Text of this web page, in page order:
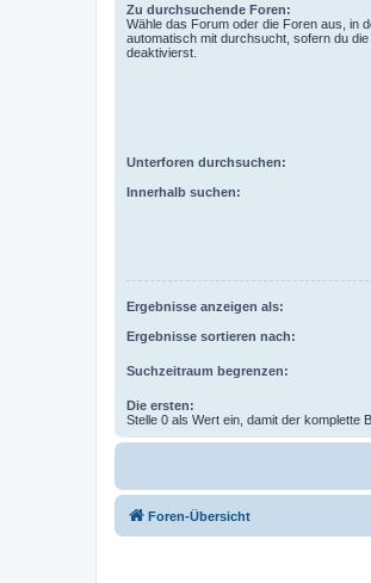
Zu durchsuchende Foren:
Wähle das Forum oder die Foren aus, in
automatisch mit durchsucht, sofern du
deaktivierst.
Unterforen durchsuchen:
Innerhalb suchen:
Ergebnisse anzeigen als:
Ergebnisse sortieren nach:
Suchzeitraum begrenzen:
Die ersten:
Stelle 0 als Wert ein, damit der komplette
Foren-Übersicht